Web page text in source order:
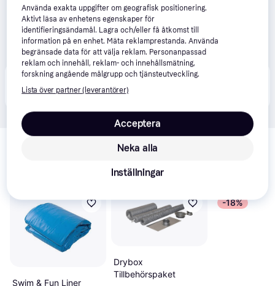
Produkten finns även hos 3 butiker som valt att inte
samarbeta med PriceRunner.
Relaterade produkter
Swim & Fun Liner
Drybox
Tillbehörspaket
-18%
Använda exakta uppgifter om geografisk positionering.
Aktivt läsa av enhetens egenskaper för
identifieringsändamål. Lagra och/eller få åtkomst till
information på en enhet. Mäta reklamprestanda. Använda
begränsade data för att välja reklam. Personanpassad
reklam och innehåll, reklam- och innehållsmätning,
forskning angående målgrupp och tjänsteutveckling.
Lista över partner (leverantörer)
Neka alla
Acceptera
Inställningar